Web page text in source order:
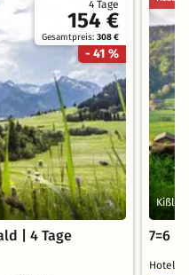
4 Tage
154 €
Gesamtpreis:308 €
- 41 %
| 4 Tage
7=6
Hotel